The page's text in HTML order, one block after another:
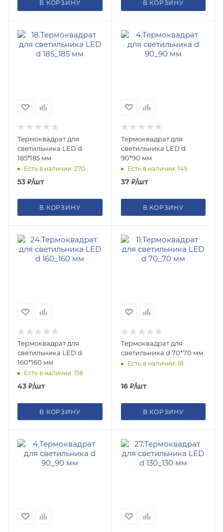
В КОРЗИНУ В КОРЗИНУ
Термоквадрат для
светильника LED d
185*185 мм
Есть в наличии: 270
53 ₽/шт
В КОРЗИНУ
Термоквадрат для
светильника LED d
90*90 мм
Есть в наличии: 149
37₽/шт
В КОРЗИНУ
Термоквадрат для
светильника LED d
160*160 мм
Есть в наличии: 156
43 ₽/шт
В КОРЗИНУ
Термоквадрат для
светильника d 70*70 мм
Есть в наличии: 18
16₽/шт
В КОРЗИНУ